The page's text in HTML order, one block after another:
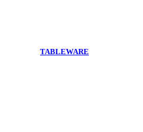
TABLEWARE